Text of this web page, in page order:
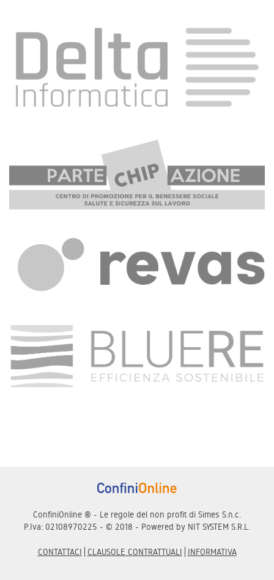
ConfiniOnline ® - Le regole del non profit di Simes S.n.c.
P.Iva: 02108970225 - © 2018 - Powered by NIT SYSTEM S.R.L.
CONTATTACI CLAUSOLE CONTRATTUALI INFORMATIVA